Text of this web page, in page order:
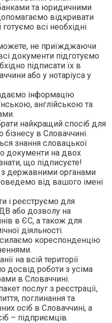
та юридичними
відкривати
всі необхідні
не приїжджаючи
документи підготуємо
підписати їх в
або у нотаріуса у
інформацію
англійською та
найкращий спосіб для
бізнесу в Словаччині.
знання словацької
документи на двох
що підписуєте!
державними органами
від вашого імені
і реєструємо для
або дозволу на
в ЄС, а також для
діяльності.
кореспонденцію
на всій території
досвід роботи з усіма
в Словаччині.
послуг з реєстрації,
поглинання та
осіб в Словаччині, а
– підприємців.